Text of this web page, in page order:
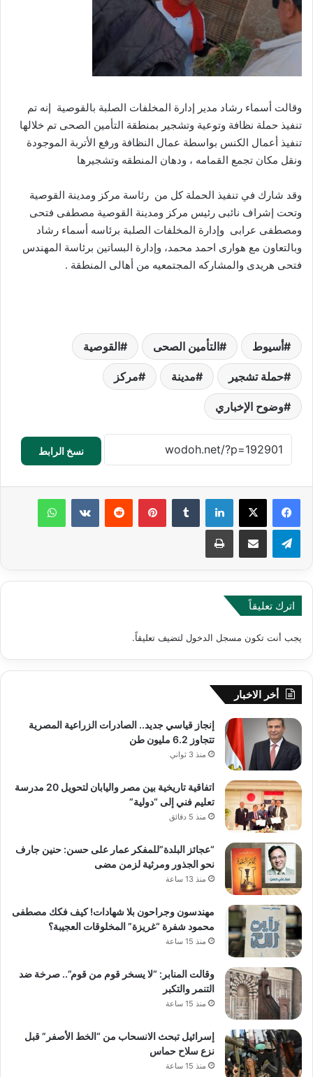
وقالت أسماء رشاد مدير إدارة المخلفات الصلبة بالقوصية إنه تم
تنفيذ حملة نظافة وتوعية وتشجير بمنطقة التأمين الصحى تم خلالها
تنفيذ أعمال الكنس بواسطة عمال النظافة ورفع الأتربة الموجودة
ونقل مكان تجمع القمامه ، ودهان المنطقه وتشجيرها
وقد شارك في تنفيذ الحملة كل من رئاسة مركز ومدينة القوصية
وتحت إشراف نائبى رئيس مركز ومدينة القوصية مصطفى فتحى
ومصطفى عرابى وإدارة المخلفات الصلبة برئاسه أسماء رشاد
وبالتعاون مع هوارى احمد محمد، وإدارة البساتين برئاسة المهندس
فتحى هريدى والمشاركه المجتمعيه من أهالى المنطقة .
أسيوط التأمين الصحى القوصية
حملة تشجير مدينة مركز
وضوح الإخباري
نسخ الرابط
لينكدإن بينتيريست
اترك تعليقاً
يجب أنت تكون مسجل الدخول لتضيف تعليقاً.
أخر الاخبار
إنجاز قياسي جديد.. الصادرات الزراعية المصرية
تتجاوز 6.2 مليون طن
منذ 3 ثواني
اتفاقية تاريخية بين مصر واليابان لتحويل 20 مدرسة
تعليم فني إلى “دولية”
منذ 5 دقائق
“عجائز البلدة”للمفكر عمار على حسن: حنين جارف
نحو الجذور ومرثية لزمن مضى
منذ 13 ساعة
مهندسون وجراحون بلا شهادات! كيف فكك مصطفى
محمود شفرة “غريزة” المخلوقات العجيبة؟
منذ 15 ساعة
وقالت المنابر: “لا يسخر قوم من قوم”.. صرخة ضد
التنمر والتكبر
منذ 15 ساعة
إسرائيل تبحث الانسحاب من “الخط الأصفر” قبل
نزع سلاح حماس
منذ 15 ساعة